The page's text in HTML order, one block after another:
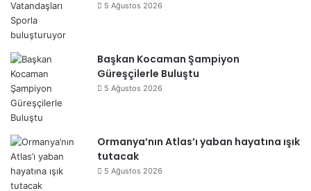
5 Ağustos 2026
Başkan Kocaman Şampiyon
Güreşçilerle Buluştu
5 Ağustos 2026
Ormanya’nın Atlas’ı yaban hayatına ışık
tutacak
5 Ağustos 2026